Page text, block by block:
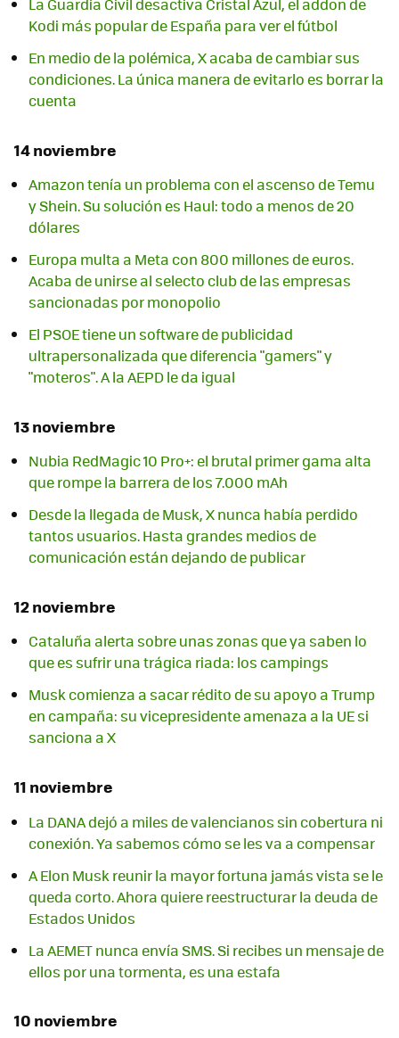
Kodi más popular de España para ver el fútbol
En medio de la polémica, X acaba de cambiar sus
condiciones. La única manera de evitarlo es borrar la
cuenta
14 noviembre
Amazon tenía un problema con el ascenso de Temu
y Shein. Su solución es Haul: todo a menos de 20
dólares
Europa multa a Meta con 800 millones de euros.
Acaba de unirse al selecto club de las empresas
sancionadas por monopolio
El PSOE tiene un software de publicidad
ultrapersonalizada que diferencia "gamers" y
"moteros". A la AEPD le da igual
13 noviembre
Nubia RedMagic 10 Pro+: el brutal primer gama alta
que rompe la barrera de los 7.000 mAh
Desde la llegada de Musk, X nunca había perdido
tantos usuarios. Hasta grandes medios de
comunicación están dejando de publicar
12 noviembre
Cataluña alerta sobre unas zonas que ya saben lo
que es sufrir una trágica riada: los campings
Musk comienza a sacar rédito de su apoyo a Trump
en campaña: su vicepresidente amenaza a la UE si
sanciona a X
11 noviembre
La DANA dejó a miles de valencianos sin cobertura ni
conexión. Ya sabemos cómo se les va a compensar
A Elon Musk reunir la mayor fortuna jamás vista se le
queda corto. Ahora quiere reestructurar la deuda de
Estados Unidos
La AEMET nunca envía SMS. Si recibes un mensaje de
ellos por una tormenta, es una estafa
10 noviembre